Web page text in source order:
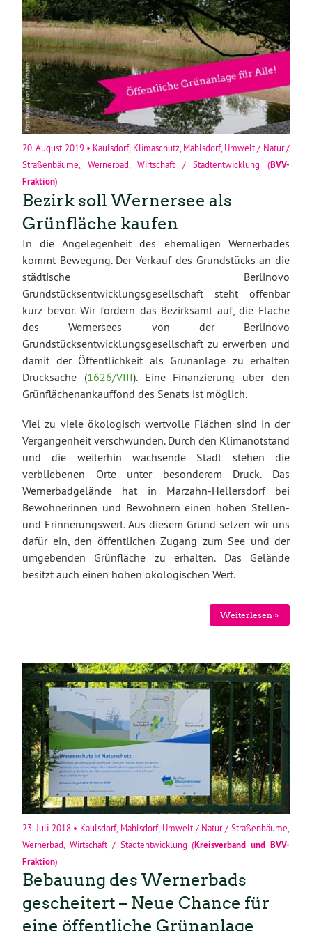
20. August 2019• Kaulsdorf, Klimaschutz, Mahlsdorf, Umwelt / Natur /
Straßenbäume
Wernerbad ,Wirtschaft / Stadtentwicklung (BVV-
Fraktion)
Bezirk soll Wernersee als
Grünfläche kaufen
In die Angelegenheit des ehemaligen Wernerbades
kommt Bewegung. Der Verkauf des Grundstücks an die
städtische Berlinovo
Grundstücksentwicklungsgesellschaft steht offenbar
kurz bevor. Wir fordern das Bezirksamt auf, die Fläche
des Wernersees von der Berlinovo
Grundstücksentwicklungsgesellschaft zu erwerben und
damit der Öffentlichkeit als Grünanlage zu erhalten
Drucksache (1626/VIII). Eine Finanzierung über den
Grünflächenankauffond des Senats ist möglich.
Viel zu viele ökologisch wertvolle Flächen sind in der
Vergangenheit verschwunden. Durch den Klimanotstand
und die weiterhin wachsende Stadt stehen die
verbliebenen Orte unter besonderem Druck. Das
Wernerbadgelände hat in Marzahn-Hellersdorf bei
Bewohnerinnen und Bewohnern einen hohen Stellen-
und Erinnerungswert. Aus diesem Grund setzen wir uns
dafür ein, den öffentlichen Zugang zum See und der
umgebenden Grünfläche zu erhalten. Das Gelände
besitzt auch einen hohen ökologischen Wert.
Weiterlesen »
23. Juli 2018• Kaulsdorf, Mahlsdorf, Umwelt / Natur / Straßenbäume
Wernerbad
Wirtschaft / Stadtentwicklung (Kreisverband undBVV-
Fraktion)
Bebauung des Wernerbads
gescheitert – Neue Chance für
eine öffentliche Grünanlage